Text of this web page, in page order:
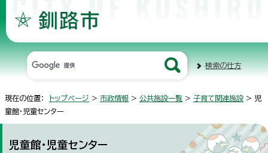
検索の仕方
現在の位置： トップページ > 市政情報 > 公共施設一覧 > 子育て関連施設 > 児
童館・児童センター
児童館・児童センター